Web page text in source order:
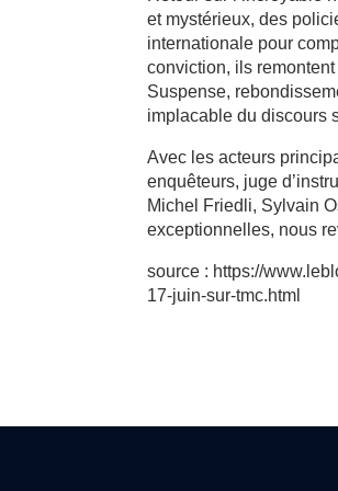
et mystérieux, des
internationale pour
conviction, ils
Suspense,
implacable du discours
Avec les acteurs
enquêteurs, juge
Michel Friedli, Sylvain
exceptionnelles, nous
source : https://
17-juin-sur-tmc.html